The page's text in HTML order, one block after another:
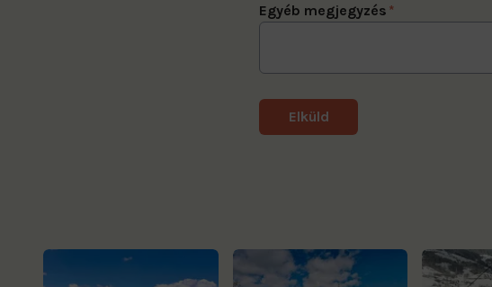
Egyéb megjegyzés *
Elküld